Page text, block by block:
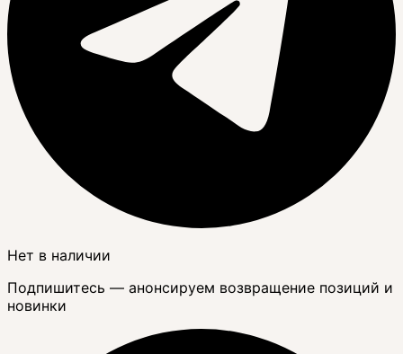
Нет в наличии
Подпишитесь — анонсируем возвращение позиций и
новинки